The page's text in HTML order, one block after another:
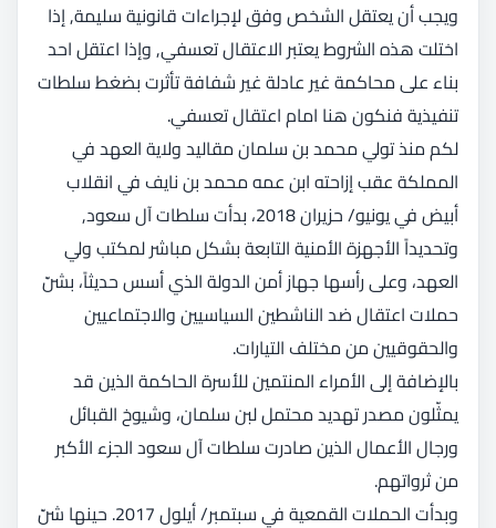
ويجب أن يعتقل الشخص وفق لإجراءات قانونية سليمة, إذا
اختلت هذه الشروط يعتبر الاعتقال تعسفي, وإذا اعتقل احد
بناء على محاكمة غير عادلة غير شفافة تأثرت بضغط سلطات
تنفيذية فنكون هنا امام اعتقال تعسفي.
لكم منذ تولي محمد بن سلمان مقاليد ولاية العهد في
المملكة عقب إزاحته ابن عمه محمد بن نايف في انقلاب
أبيض في يونيو/ حزيران 2018، بدأت سلطات آل سعود,
وتحديداً الأجهزة الأمنية التابعة بشكل مباشر لمكتب ولي
العهد، وعلى رأسها جهاز أمن الدولة الذي أسس حديثاً، بشنّ
حملات اعتقال ضد الناشطين السياسيين والاجتماعيين
والحقوقيين من مختلف التيارات.
بالإضافة إلى الأمراء المنتمين للأسرة الحاكمة الذين قد
يمثّلون مصدر تهديد محتمل لبن سلمان، وشيوخ القبائل
ورجال الأعمال الذين صادرت سلطات آل سعود الجزء الأكبر
من ثرواتهم.
وبدأت الحملات القمعية في سبتمبر/ أيلول 2017. حينها شنّ